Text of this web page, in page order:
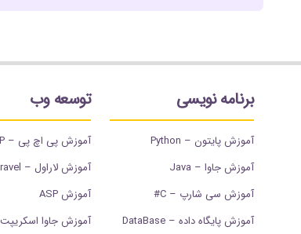
برنامه نویسی
آموزش پایتون – Python
آموزش جاوا – Java
آموزش سی شارپ – C#
آموزش پایگاه داده – DataBase
توسعه وب
آموزش پی اچ پی – PHP
آموزش لاراول – Laravel
آموزش ASP
آموزش جاوا اسکریپت